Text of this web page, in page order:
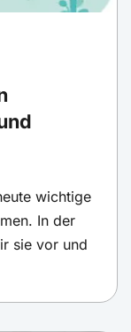
wichtige
In der
sie vor und